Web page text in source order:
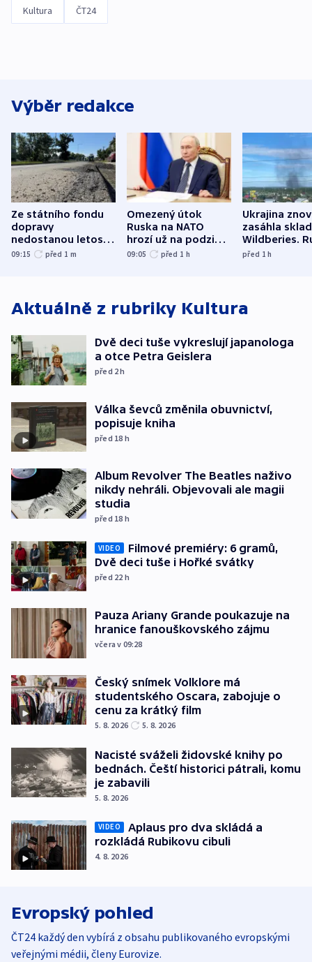
Kultura ČT24
Výběr redakce
Ze státního fondu
dopravy
nedostanou letos
kraje na silnice ani
09:15 před 1 m
Omezený útok
Ruska na NATO
hrozí už na podzim,
varují tajné služby
09:05 před 1 h
Ukrajina
zasáhla
Wildberies.
útočili v
před 1h
Aktuálně z rubriky Kultura
Dvě deci tuše vykreslují japanologa
a otce Petra Geislera
před 2h
Válka ševců změnila obuvnictví,
popisuje kniha
před 18 h
Album Revolver The Beatles naživo
nikdy nehráli. Objevovali ale magii
studia
před 18 h
VIDEO
Filmové premiéry: 6 gramů,
Dvě deci tuše i Hořké svátky
před 22 h
Pauza Ariany Grande poukazuje na
hranice fanouškovského zájmu
včera v 09:28
Český snímek Volklore má
studentského Oscara, zabojuje o
cenu za krátký film
5. 8. 2026 5. 8. 2026
Nacisté sváželi židovské knihy po
bednách. Čeští historici pátrali, komu
je zabavili
5. 8. 2026
VIDEO
Aplaus pro dva skládá a
rozkládá Rubikovu cibuli
4. 8. 2026
Evropský pohled
ČT24 každý den vybírá z obsahu publikovaného evropskými
veřejnými médii, členy Eurovize.